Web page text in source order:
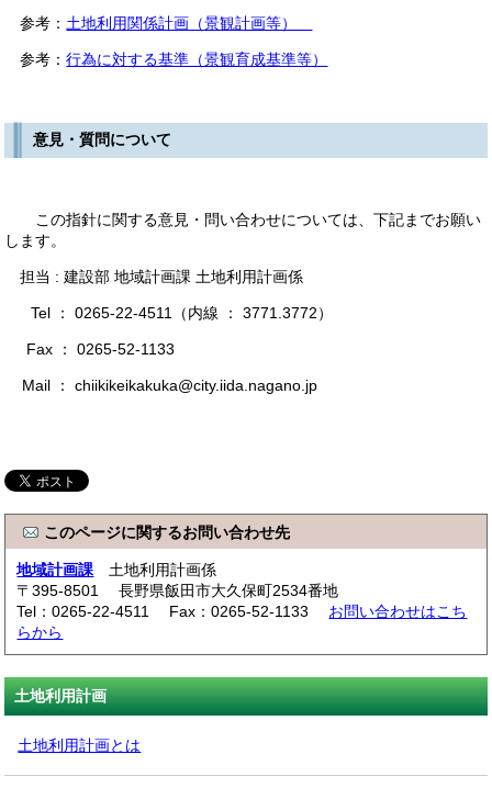
参考：土地利用関係計画（景観計画等）
参考：行為に対する基準（景観育成基準等）
意見・質問について
この指針に関する意見・問い合わせについては、下記までお願い
します。
担当 : 建設部 地域計画課 土地利用計画係
Tel ： 0265-22-4511（内線 ： 3771.3772）
Fax ： 0265-52-1133
Mail ： chiikikeikakuka@city.iida.nagano.jp
このページに関するお問い合わせ先
地域計画課 土地利用計画係
〒395-8501 長野県飯田市大久保町2534番地
Tel：0265-22-4511 Fax：0265-52-1133 お問い合わせはこち
らから
土地利用計画
土地利用計画とは